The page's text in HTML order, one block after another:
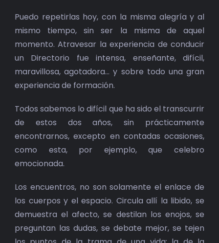
Puedo repetirlas hoy, con la misma alegría y al
mismo tiempo, sin ser la misma de aquel
momento. Atravesar la experiencia de conducir
un Directorio fue intensa, enseñante, difícil,
maravillosa, agotadora… y sobre todo una gran
experiencia de formación.
Todos sabemos lo difícil que ha sido el transcurrir
de estos dos años, sin prácticamente
encontrarnos, excepto en contadas ocasiones,
como esta, por ejemplo, que celebro
emocionada.
Los encuentros, no son solamente el enlace de
los cuerpos y el espacio. Circula allí la libido, se
demuestra el afecto, se destilan los enojos, se
preguntan las dudas, se debate mejor, se tejen